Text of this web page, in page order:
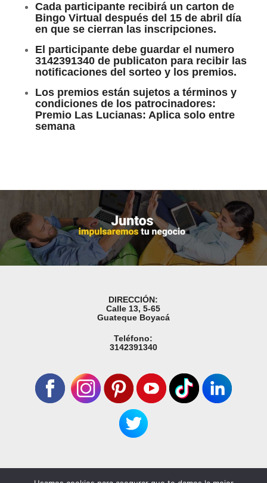
Cada participante recibirá un carton de
Bingo Virtual después del 15 de abril día
en que se cierran las inscripciones.
El participante debe guardar el numero
3142391340 de publicaton para recibir las
notificaciones del sorteo y los premios.
Los premios están sujetos a términos y
condiciones de los patrocinadores:
Premio Las Lucianas: Aplica solo entre
semana
DIRECCIÓN:
Calle 13, 5-65
Guateque Boyacá
Teléfono:
3142391340